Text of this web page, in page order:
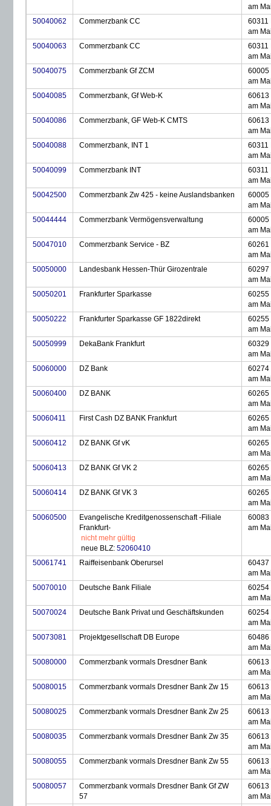
am
50040062
Commerzbank CC
60311
am
50040063
Commerzbank CC
60311
am
50040075
Commerzbank Gf ZCM
60005
am
50040085
Commerzbank, Gf Web-K
60613
am
50040086
Commerzbank, GF Web-K CMTS
60613
am
50040088
Commerzbank, INT 1
60311
am
50040099
Commerzbank INT
60311
am
50042500
Commerzbank Zw 425 - keine Auslandsbanken
60005
am
50044444
Commerzbank Vermögensverwaltung
60005
am
50047010
Commerzbank Service - BZ
60261
am
50050000
Landesbank Hessen-Thür Girozentrale
60297
am
50050201
Frankfurter Sparkasse
60255
am
50050222
Frankfurter Sparkasse GF 1822direkt
60255
am
50050999
DekaBank Frankfurt
60329
am
50060000
DZ Bank
60274
am
50060400
DZ BANK
60265
am
50060411
First Cash DZ BANK Frankfurt
60265
am
50060412
DZ BANK Gf vK
60265
am
50060413
DZ BANK Gf VK 2
60265
am
50060414
DZ BANK Gf VK 3
60265
am
50060500
Evangelische Kreditgenossenschaft -Filiale
Frankfurt-
nicht mehr gültig
neue BLZ: 52060410
60083
am
50061741 Raiffeisenbank Oberursel
60437
am
50070010
Deutsche Bank Filiale
60254
am
50070024
Deutsche Bank Privat und Geschäftskunden
60254
am
50073081
Projektgesellschaft DB Europe
60486
am
50080000
Commerzbank vormals Dresdner Bank
60613
am
50080015
Commerzbank vormals Dresdner Bank Zw 15
60613
am
50080025
Commerzbank vormals Dresdner Bank Zw 25
60613
am
50080035
Commerzbank vormals Dresdner Bank Zw 35
60613
am
50080055
Commerzbank vormals Dresdner Bank Zw 55
60613
am
50080057
Commerzbank vormals Dresdner Bank Gf ZW
57
60613
am